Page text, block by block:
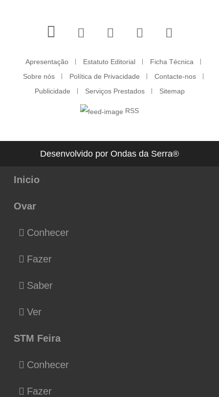
Apresentação Estatuto Editorial
Ficha Técnica
Sobre nós
Política de Privacidade
Contacte-nos
Publicidade
Serviços Prestados Sitemap
RSS
Desenvolvido por Ondas da Serra®
Inicio
Ovar
Conhecer
Fazer
Saber
Ver
STM Feira
Conhecer
Fazer